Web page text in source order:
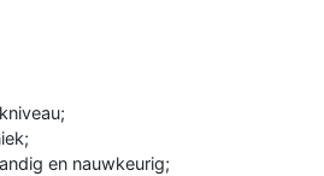
en nauwkeurig;